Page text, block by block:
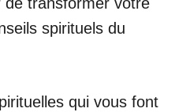
spirituels du
qui vous font